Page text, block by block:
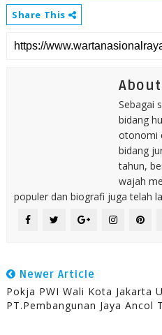
Share This
Sebagai
bidang
otonomi
bidang
tahun,
wajah
populer dan biografi juga telah
Newer Article
Pokja PWI Wali Kota Jakarta
PT.Pembangunan Jaya Ancol